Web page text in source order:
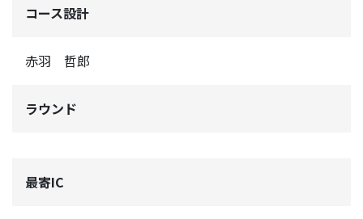
コース設計
赤羽 哲郎
ラウンド
最寄IC